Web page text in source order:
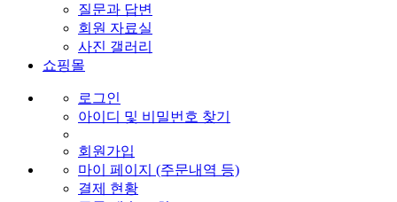
질문과 답변
회원 자료실
사진 갤러리
쇼핑몰
로그인
아이디 및 비밀번호 찾기
회원가입
마이 페이지 (주문내역 등)
결제 현황